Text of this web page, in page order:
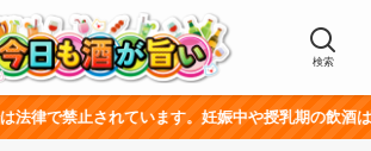
検索
ています。妊娠中や授乳期の飲酒は、胎児・乳幼